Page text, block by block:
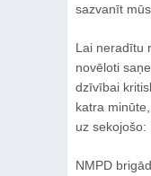
sazvanīt
Lai neradītu
novēloti
dzīvībai
katra
uz sekojošo:
NMPD